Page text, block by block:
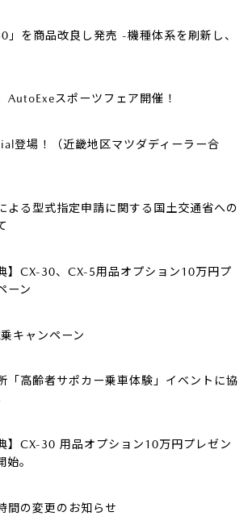
」を商品改良し発売 -機種体系を刷新し、
AutoExeスポーツフェア開催！
登場！（近畿地区マツダディーラー合
よる型式指定申請に関する国土交通省への
】CX-30、CX-5用品オプション10万円プ
ーン
キャンペーン
「高齢者サポカー乗車体験」イベントに協
】CX-30 用品オプション10万円プレゼン
始。
間の変更のお知らせ